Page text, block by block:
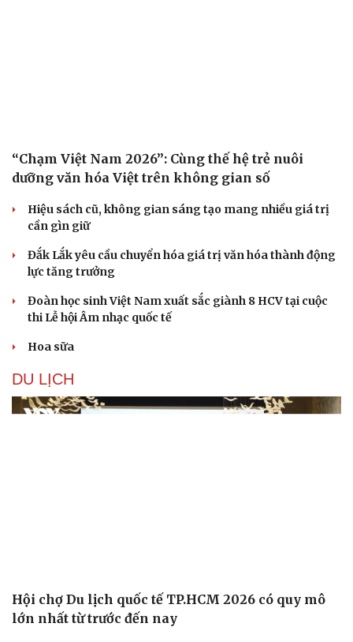
Cải chính
“Chạm Việt Nam 2026”: Cùng thế hệ trẻ nuôi
dưỡng văn hóa Việt trên không gian số
Hiệu sách cũ, không gian sáng tạo mang nhiều giá trị
cần gìn giữ
Đắk Lắk yêu cầu chuyển hóa giá trị văn hóa thành động
lực tăng trưởng
Đoàn học sinh Việt Nam xuất sắc giành 8 HCV tại cuộc
thi Lễ hội Âm nhạc quốc tế
Hoa sữa
DU LỊCH
Hội chợ Du lịch quốc tế TP.HCM 2026 có quy mô
lớn nhất từ trước đến nay